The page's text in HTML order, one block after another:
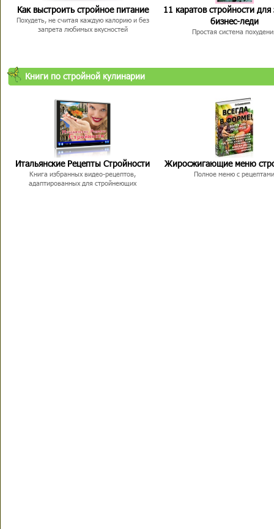
Как выстроить стройное питание
Похудеть, не считая каждую калорию и без
запрета любимых вкусностей
11 каратов стройности для
бизнес-леди
Простая система
Книги по стройной кулинарии
Итальянские Рецепты Стройности
Книга избранных видео-рецептов,
адаптированных для стройнеющих
Жиросжигающие меню
Полное меню с рецептами